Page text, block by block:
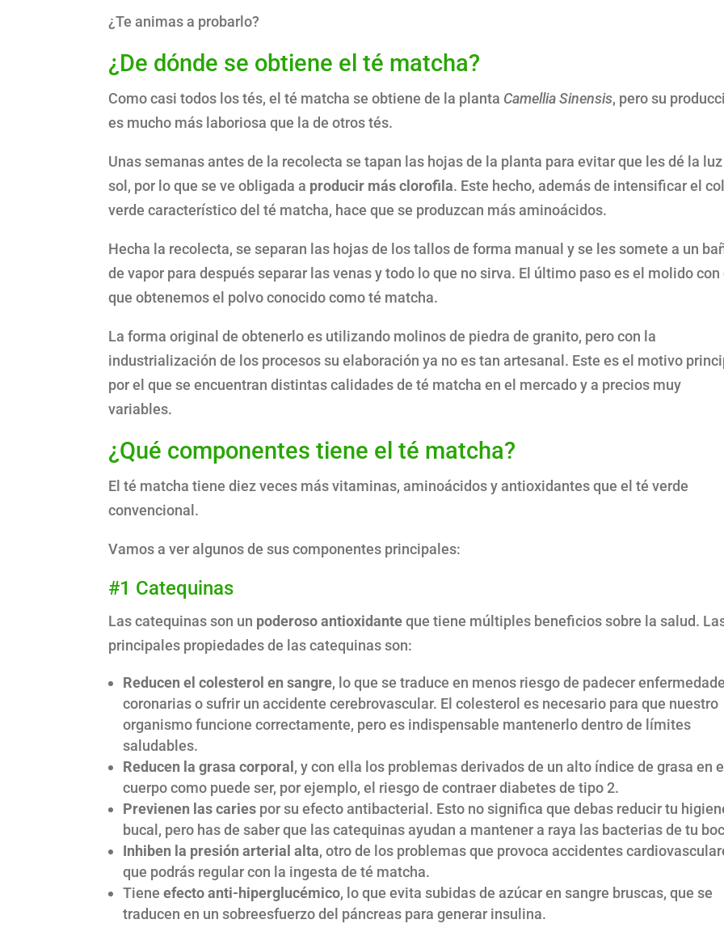
¿Te animas a probarlo?
¿De dónde se obtiene el té matcha?
Como casi todos los tés, el té matcha se obtiene de la planta Camellia Sinensis, pero su
es mucho más laboriosa que la de otros tés.
Unas semanas antes de la recolecta se tapan las hojas de la planta para evitar que les dé la luz
sol, por lo que se ve obligada a producir más clorofila. Este hecho, además de intensificar el
verde característico del té matcha, hace que se produzcan más aminoácidos.
Hecha la recolecta, se separan las hojas de los tallos de forma manual y se les somete a un
de vapor para después separar las venas y todo lo que no sirva. El último paso es el molido con
que obtenemos el polvo conocido como té matcha.
La forma original de obtenerlo es utilizando molinos de piedra de granito, pero con la
industrialización de los procesos su elaboración ya no es tan artesanal. Este es el motivo
por el que se encuentran distintas calidades de té matcha en el mercado y a precios muy
variables.
¿Qué componentes tiene el té matcha?
El té matcha tiene diez veces más vitaminas, aminoácidos y antioxidantes que el té verde
convencional.
Vamos a ver algunos de sus componentes principales:
#1 Catequinas
Las catequinas son un poderoso antioxidanteque tiene múltiples beneficios sobre la salud.
principales propiedades de las catequinas son:
Reducen el colesterol en sangre, lo que se traduce en menos riesgo de padecer
coronarias o sufrir un accidente cerebrovascular. El colesterol es necesario para que nuestro
organismo funcione correctamente, pero es indispensable mantenerlo dentro de límites
saludables.
Reducen la grasa corporal , y con ella los problemas derivados de un alto índice de grasa en el
cuerpo como puede ser, por ejemplo, el riesgo de contraer diabetes de tipo 2.
Previenen las caries por su efecto antibacterial. Esto no significa que debas reducir tu
bucal, pero has de saber que las catequinas ayudan a mantener a raya las bacterias de tu
Inhiben la presión arterial alta, otro de los problemas que provoca accidentes
que podrás regular con la ingesta de té matcha.
Tieneefecto anti-hiperglucémico, lo que evita subidas de azúcar en sangre bruscas, que se
traducen en un sobreesfuerzo del páncreas para generar insulina.